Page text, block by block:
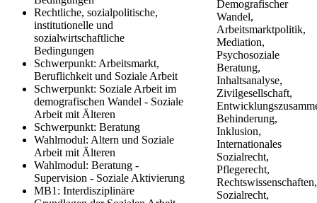
Rechtliche, sozialpolitische,
institutionelle und
sozialwirtschaftliche
Bedingungen
Schwerpunkt: Arbeitsmarkt,
Beruflichkeit und Soziale Arbeit
Schwerpunkt: Soziale Arbeit im
demografischen Wandel - Soziale
Arbeit mit Älteren
Schwerpun​kt: Beratung
Wahlmodul: Altern und Soziale
Arbeit mit Älteren
​​Wahlmodul: Beratung -
Supervision - Soziale Aktivierung
MB1: Interdisziplinäre
Demografischer
Wandel,
Arbeitsmarktpolitik,
Mediation,
Psychosoziale
Beratung,
Inhaltsanalyse,
Zivilgesellschaft,
Behinderung,
Inklusion,
Internationales
Sozialrecht,
Pflegerecht,
Rechtswissenschaften,
Sozialrecht,